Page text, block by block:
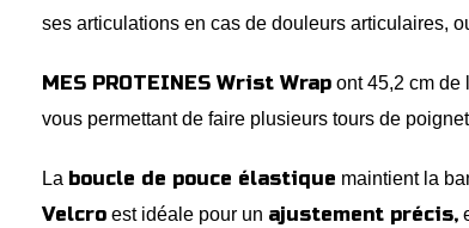
ses articulations en cas de douleurs articulaires,
MES PROTEINES Wrist Wrap ont 45,2 cm de
vous permettant de faire plusieurs tours de
La boucle de pouce élastique maintient la
Velcro est idéale pour un ajustement précis,